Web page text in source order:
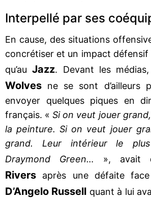
Interpellé par ses
En cause, des situations
concrétiser et un impact
qu’auJazz. Devant les
Wolves ne se sont d’ailleurs
envoyer quelques piques en
français. «Si on veut jouer
la peinture. Si on veut jouer
grand. Leur intérieur le
Draymond Green… », avait
Rivers après une défaite
D’Angelo Russell quant à lui